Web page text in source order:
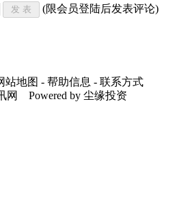
(限会员登陆后发表评论)
站地图 - 帮助信息 - 联系方式
网 Powered by 尘缘投资